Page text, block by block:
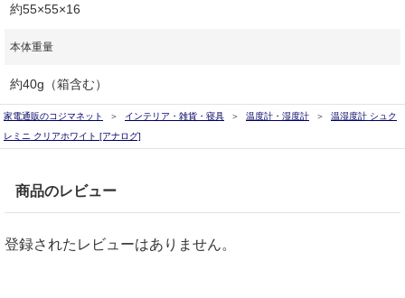
約55×55×16
本体重量
約40g（箱含む）
家電通販のコジマネット インテリア・雑貨・寝具 温度計・湿度計
温湿度計 シュク
レミニ クリアホワイト [アナログ]
商品のレビュー
登録されたレビューはありません。